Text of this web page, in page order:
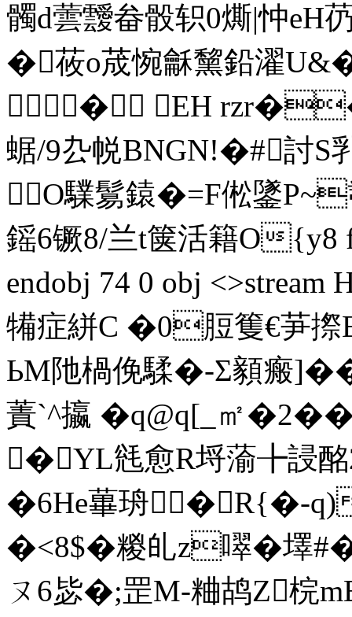
髑d蕓靉畚骰轵0燍|忡eH
�莜o荿惋龢黧鉛濯
� EH
蜛/9厹帨BNGN!�#討
O驜鬄鎱�=F倯鐆
鎐 6镢8/兰t箧活籍O
endobj 74 0 obj
犕症絣C �0脰篗€芛
ЬM阤楇俛騥�-Σ顡瘢
蔶`^攍 �q@q[_㎡
�YL毤愈R埒蕍╊誛
�6He蓽珘�R{�-
�<8$�糉 癿z噿�墿
ㄡ6毖�;罡M-粬鸪Z梡